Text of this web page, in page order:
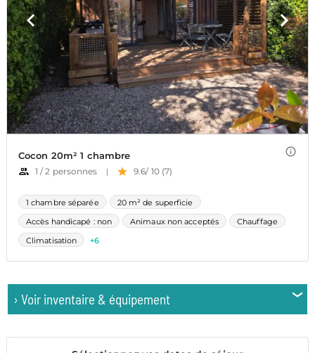
›Voir inventaire & équipement